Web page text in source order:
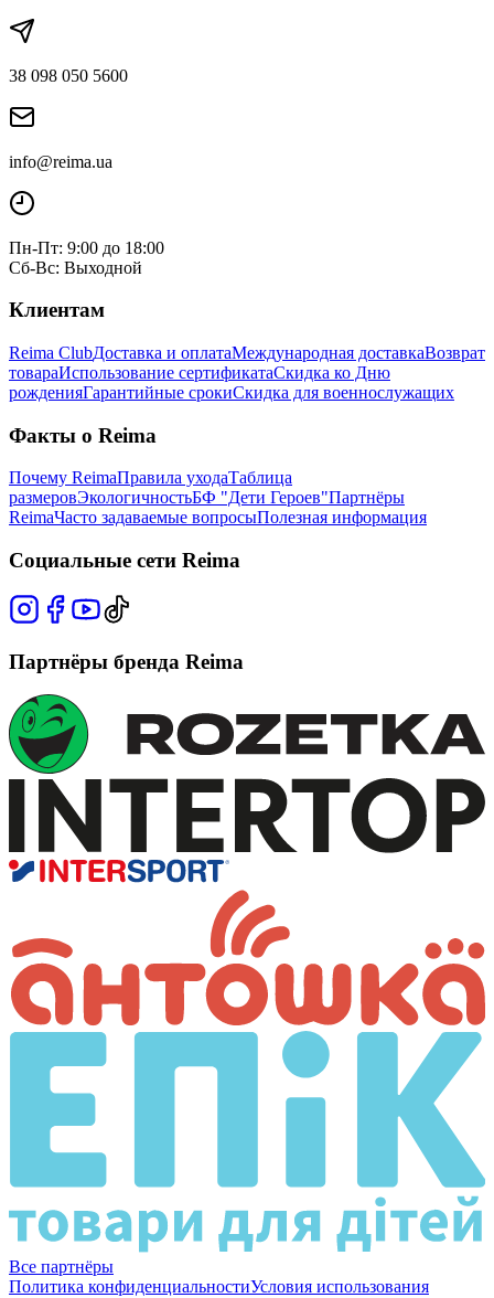
38 098 050 5600
info@reima.ua
Пн-Пт: 9:00 до 18:00
Сб-Вс: Выходной
Клиентам
Reima ClubДоставка и оплатаМеждународная доставкаВозврат
товараИспользование сертификатаСкидка ко Дню
рожденияГарантийные срокиСкидка для военнослужащих
Факты о Reima
Почему ReimaПравила уходаТаблица
размеровЭкологичностьБФ "Дети Героев"Партнёры
ReimaЧасто задаваемые вопросыПолезная информация
Социальные сети Reima
Партнёры бренда Reima
Все партнёры
Политика конфиденциальностиУсловия использования